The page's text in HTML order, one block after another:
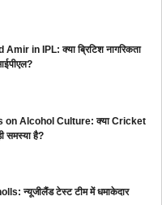
in IPL: क्या ब्रिटिश नागरिकता
on Alcohol Culture: क्या Cricket
समस्या है?
न्यूजीलैंड टेस्ट टीम में धमाकेदार